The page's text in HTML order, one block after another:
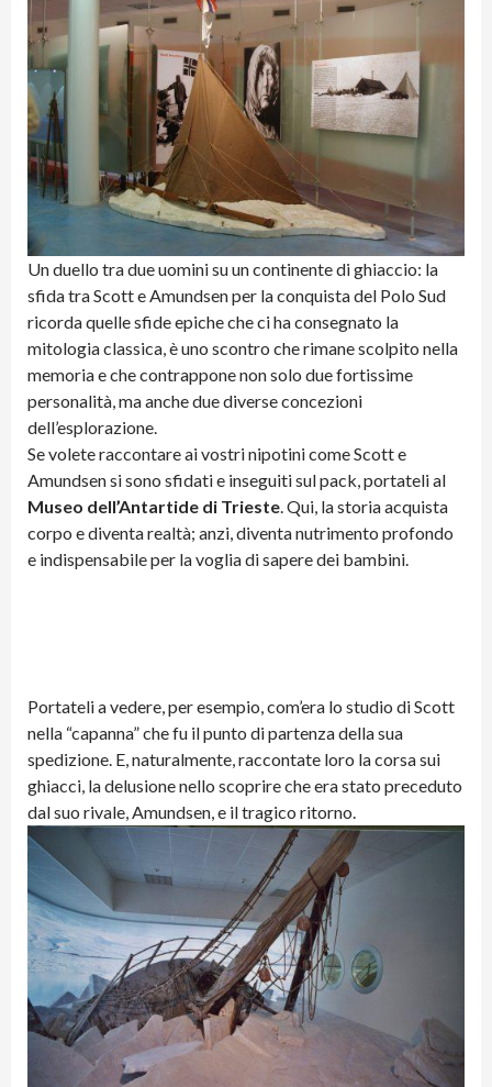
Un duello tra due uomini su un continente di ghiaccio: la
sfida tra Scott e Amundsen per la conquista del Polo Sud
ricorda quelle sfide epiche che ci ha consegnato la
mitologia classica, è uno scontro che rimane scolpito nella
memoria e che contrappone non solo due fortissime
personalità, ma anche due diverse concezioni
dell’esplorazione.
Se volete raccontare ai vostri nipotini come Scott e
Amundsen si sono sfidati e inseguiti sul pack, portateli al
Museo dell’Antartide di Trieste. Qui, la storia acquista
corpo e diventa realtà; anzi, diventa nutrimento profondo
e indispensabile per la voglia di sapere dei bambini.
Portateli a vedere, per esempio, com’era lo studio di Scott
nella “capanna” che fu il punto di partenza della sua
spedizione. E, naturalmente, raccontate loro la corsa sui
ghiacci, la delusione nello scoprire che era stato preceduto
dal suo rivale, Amundsen, e il tragico ritorno.